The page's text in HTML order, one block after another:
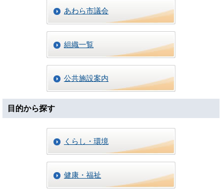
あわら市議会
組織一覧
公共施設案内
目的から探す
くらし・環境
健康・福祉